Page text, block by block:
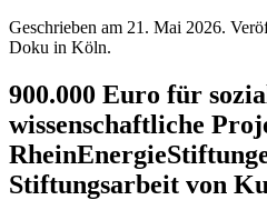
Geschrieben am 21. Mai 2026.
Doku in Köln.
900.000 Euro für
wissenschaftliche
Stiftungsarbeit von